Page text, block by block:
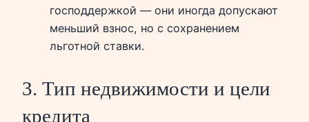
господдержкой — они иногда допускают
меньший взнос, но с сохранением
льготной ставки.
3. Тип недвижимости и цели
кредита